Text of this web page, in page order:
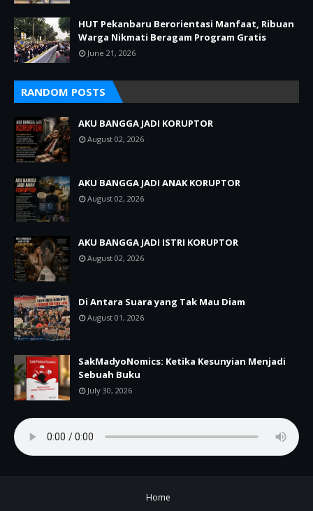
HUT Pekanbaru Berorientasi Manfaat, Ribuan
Warga Nikmati Beragam Program Gratis
June 21, 2026
RANDOM POSTS
AKU BANGGA JADI KORUPTOR
August 02, 2026
AKU BANGGA JADI ANAK KORUPTOR
August 02, 2026
AKU BANGGA JADI ISTRI KORUPTOR
August 02, 2026
Di Antara Suara yang Tak Mau Diam
August 01, 2026
SakMadyoNomics: Ketika Kesunyian Menjadi
Sebuah Buku
July 30, 2026
Home